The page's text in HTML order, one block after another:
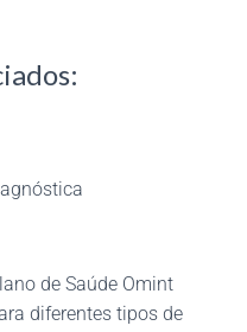
de Saúde Omint
diferentes tipos de